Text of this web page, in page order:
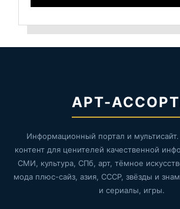
АРТ-
Информационный портал и
контент для ценителей качественной
СМИ, культура, СПб, арт, тёмное
мода плюс-сайз, азия, СССР, звёзды и
и сериалы, игры.